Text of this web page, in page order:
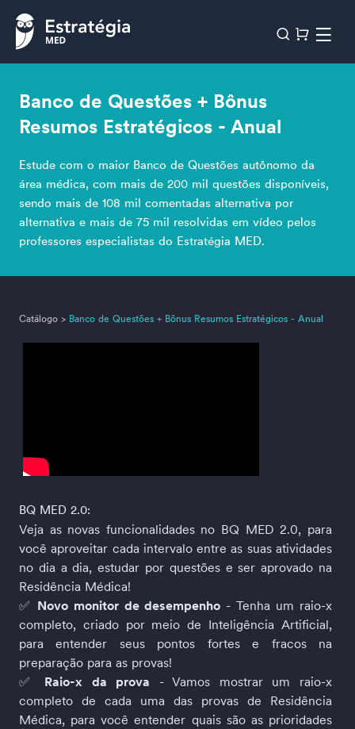
Banco de Questões + Bônus
Resumos Estratégicos - Anual
Estude com o maior Banco de Questões autônomo da
área médica, com mais de 200 mil questões disponíveis,
sendo mais de 108 mil comentadas alternativa por
alternativa e mais de 75 mil resolvidas em vídeo pelos
professores especialistas do Estratégia MED.
Catálogo > Banco de Questões + Bônus Resumos Estratégicos - Anual
BQ MED 2.0:
Veja as novas funcionalidades no BQ MED 2.0, para
você aproveitar cada intervalo entre as suas atividades
no dia a dia, estudar por questões e ser aprovado na
Residência Médica!
✅ Novo monitor de desempenho - Tenha um raio-x
completo, criado por meio de Inteligência Artificial,
para entender seus pontos fortes e fracos na
preparação para as provas!
✅ Raio-x da prova - Vamos mostrar um raio-x
completo de cada uma das provas de Residência
Médica, para você entender quais são as prioridades